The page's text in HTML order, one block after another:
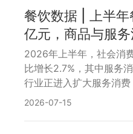
餐饮数据 | 上半
亿元，商品与服
2026年上半年，社会消
比增长2.7%，其中服务
行业正进入扩大服务消
餐饮收入达28255亿元，
2026-07-15